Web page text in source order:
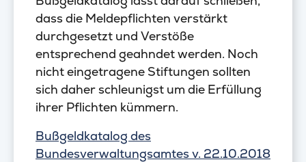
dass die Meldepflichten verstärkt
durchgesetzt und Verstöße
entsprechend geahndet werden. Noch
nicht eingetragene Stiftungen sollten
sich daher schleunigst um die Erfüllung
ihrer Pflichten kümmern.
Bußgeldkatalog des
Bundesverwaltungsamtes v. 22.10.2018